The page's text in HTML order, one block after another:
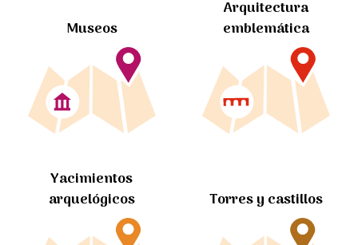
Museos
Arquitectura
emblemática
Yacimientos
arquelógicos
Torres y castillos